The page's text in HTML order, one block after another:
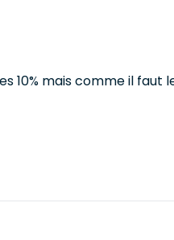
10% mais comme il